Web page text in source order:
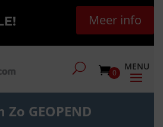
Meer info
0
Zo GEOPEND